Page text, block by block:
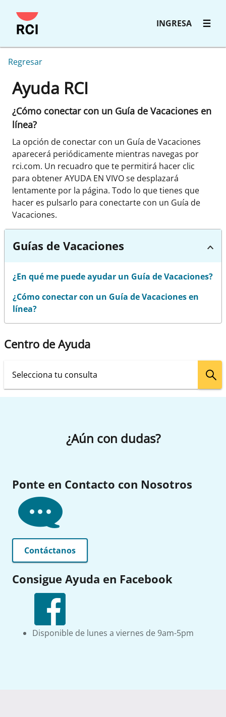
INGRESA
Regresar
Ayuda RCI
¿Cómo conectar con un Guía de Vacaciones en
línea?
La opción de conectar con un Guía de Vacaciones
aparecerá periódicamente mientras navegas por
rci.com. Un recuadro que te permitirá hacer clic
para obtener AYUDA EN VIVO se desplazará
lentamente por la página. Todo lo que tienes que
hacer es pulsarlo para conectarte con un Guía de
Vacaciones.
Guías de Vacaciones
¿En qué me puede ayudar un Guía de Vacaciones?
¿Cómo conectar con un Guía de Vacaciones en
línea?
Centro de Ayuda
¿Aún con dudas?
Ponte en Contacto con Nosotros
Contáctanos
Consigue Ayuda en Facebook
Disponible de lunes a viernes de 9am-5pm